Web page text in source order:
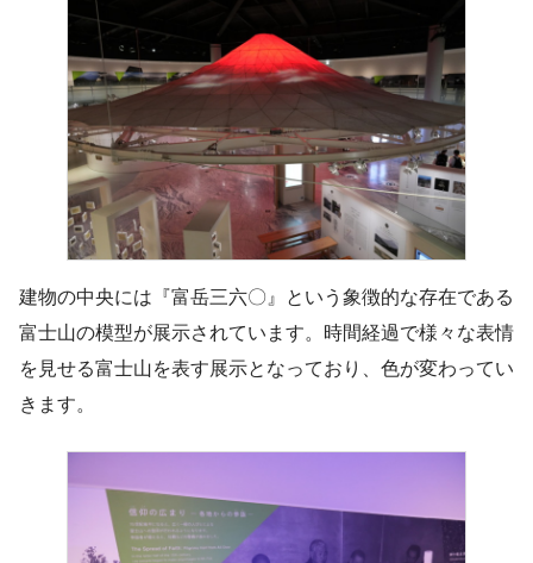
建物の中央には『富岳三六〇』という象徴的な存在である
富士山の模型が展示されています。時間経過で様々な表情
を見せる富士山を表す展示となっており、色が変わってい
きます。